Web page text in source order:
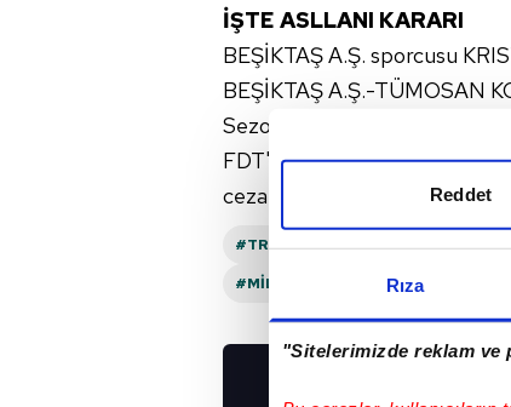
Rıza
"Sitelerimizde reklam ve
Reddet
İŞTE ASLLANI KARARI
BEŞİKTAŞ A.Ş. sporcusu
BEŞİKTAŞ A.Ş.-TÜMOSAN
Sezonu müsabakasında,
FDT'nin 43. maddesi
cezalandırılmasına,
#TRENDYOL SÜPER LIG
#MILAN SKRINIAR
#KRISTJAN